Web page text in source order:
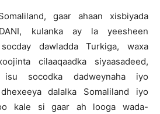
gaar ahaan xisbiyada
kulanka ay la yeesheen
dawladda Turkiga, waxa
cilaaqaadka siyaasadeed,
isu socodka dadweynaha iyo
dalalka Somaliland iyo
kale si gaar ah looga wada-